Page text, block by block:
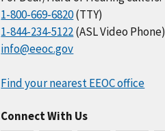
1-800-669-6820(TTY)
1-844-234-5122(ASL Video Phone)
info@eeoc.gov
Find your nearest EEOC office
Connect With Us